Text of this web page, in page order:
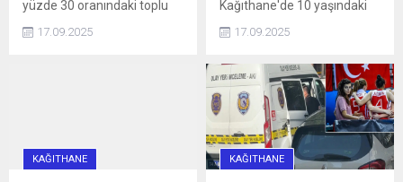
yüzde 30 oranındaki toplu
ulaşım zammı, 'U' logolu
metrolar ve Marmaray'da
17.09.2025
Kağıthane'de 10 yaşındaki
çocuğun bisikletini
gasbetmeye çalışan 16 ve
darbettikleri gerekçesiyle
tutuklandı.
17.09.2025
KAĞITHANE KAĞITHANE